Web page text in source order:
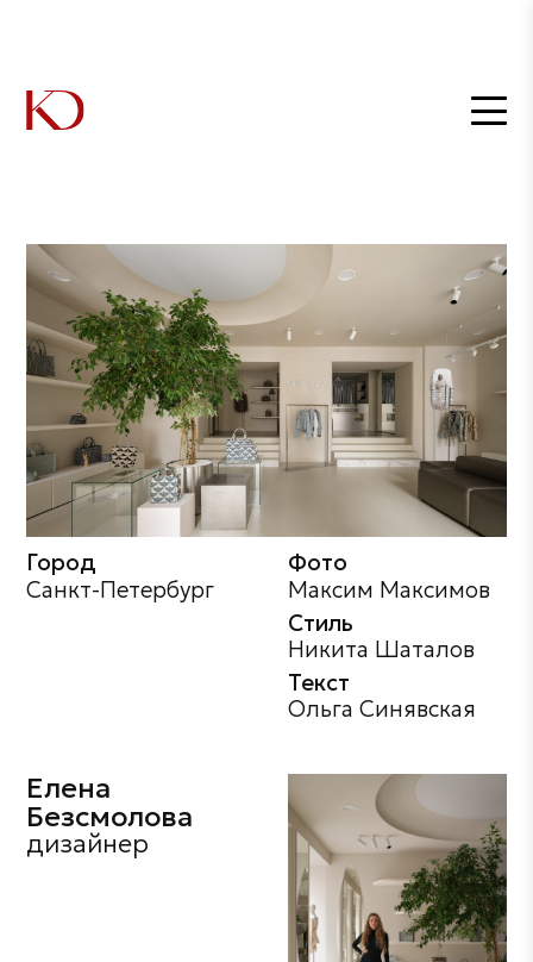
Интерьер бутика в Санкт-
Город
Санкт-Петербург
Фото
Максим Максимов
Стиль
Никита Шаталов
Текст
Ольга Синявская
Елена
Безсмолова
дизайнер